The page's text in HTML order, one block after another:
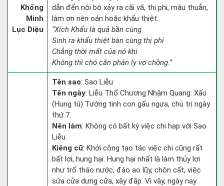
Khổng
Minh
Lục Diệu
dẫn đến nội bộ xảy ra cãi vã, thị phi, mâu thuẫn,
làm ơn nên oán hoặc khẩu thiệt.
“Xích Khẩu là quả bần cùng
Sinh ra khẩu thiệt bàn cùng thị phi
Chẳng thời mất của nó khi
Không thì chó cắn phân ly vợ chồng.”
Tên sao: Sao Liễu
Tên ngày: Liễu Thổ Chương Nhậm Quang: Xấu
(Hung tú) Tướng tinh con gấu ngựa, chủ trị ngày
thứ 7.
Nên làm: Không có bất kỳ việc chi hạp với Sao
Liễu.
Kiêng cữ: Khởi công tạo tác việc chi cũng rất
bất lợi, hung hại. Hung hại nhất là làm thủy lợi
như trổ tháo nước, đào ao lũy, chôn cất, việc
sửa cửa dựng cửa, xây đắp. Vì vậy, ngày nay